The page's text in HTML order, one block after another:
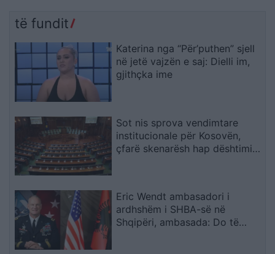
të fundit
Katerina nga “Për’puthen” sjell
në jetë vajzën e saj: Dielli im,
gjithçka ime
Sot nis sprova vendimtare
institucionale për Kosovën,
çfarë skenarësh hap dështimi i
Eric Wendt ambasadori i
ardhshëm i SHBA-së në
Shqipëri, ambasada: Do të